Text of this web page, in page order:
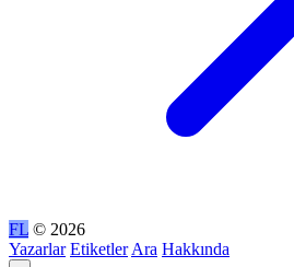
FL © 2026
Yazarlar Etiketler Ara Hakkında